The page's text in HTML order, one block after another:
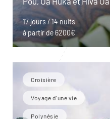
17 jours / 14 nuits
à partir de 6200€
Croisière
Voyage d'une vie
Polynésie